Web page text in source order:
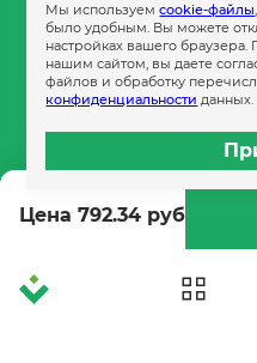
Цена 792.34 руб
Пленка
Пакеты и сумки
Контейнеры
Бумага офисная
Гигиеническая
Мы используемcookie-файлы
было удобным. Вы можете
настройках вашего браузера.
нашим сайтом, вы даете
файлов и обработку
конфиденциальности данных.